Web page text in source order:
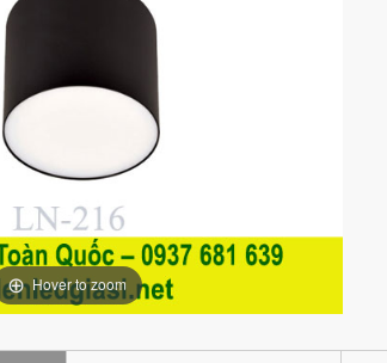
Hover to zoom